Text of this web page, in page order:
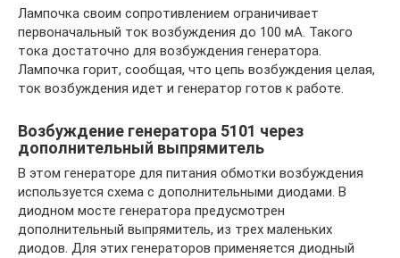
Лампочка своим сопротивлением ограничивает
первоначальный ток возбуждения до 100 мА. Такого
тока достаточно для возбуждения генератора.
Лампочка горит, сообщая, что цепь возбуждения целая,
ток возбуждения идет и генератор готов к работе.
Возбуждение генератора 5101 через
дополнительный выпрямитель
В этом генераторе для питания обмотки возбуждения
используется схема с дополнительными диодами. В
диодном мосте генератора предусмотрен
дополнительный выпрямитель, из трех маленьких
диодов. Для этих генераторов применяется диодный